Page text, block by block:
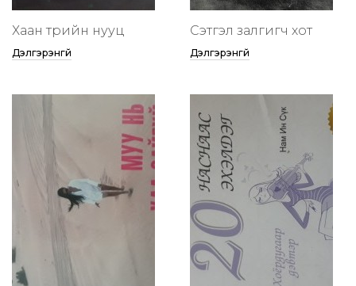
Хаан төрийн нууц
Дэлгэрэнгүй
Сэтгэл залгигч хот
Дэлгэрэнгүй